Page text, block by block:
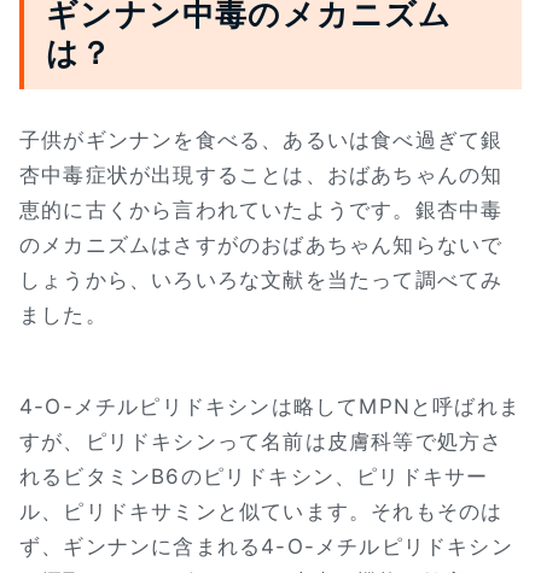
ギンナン中毒のメカニズム
は？
子供がギンナンを食べる、あるいは食べ過ぎて銀
杏中毒症状が出現することは、おばあちゃんの知
恵的に古くから言われていたようです。銀杏中毒
のメカニズムはさすがのおばあちゃん知らないで
しょうから、いろいろな文献を当たって調べてみ
ました。
4-O-メチルピリドキシンは略してMPNと呼ばれま
すが、ピリドキシンって名前は皮膚科等で処方さ
れるビタミンB6のピリドキシン、ピリドキサー
ル、ピリドキサミンと似ています。それもそのは
ず、ギンナンに含まれる4-O-メチルピリドキシン